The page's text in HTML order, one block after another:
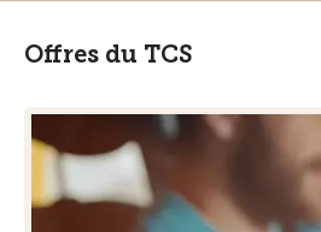
Offres du TCS